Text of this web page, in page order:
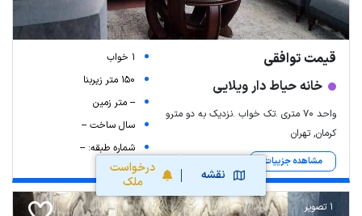
نقشه
درخواست
ملک
قیمت توافقی
خانه حیاط دار ویلایی
واحد ۷۰ متری .تک خواب .نزدیک به دو مترو
کرمان, تهران
مشاهده جزییات
1 خواب
150 متر زیربنا
-- متر زمین
سال ساخت --
شماره طبقه: --
1 تصویر